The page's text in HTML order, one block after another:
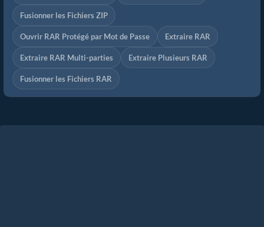
Fusionner les Fichiers ZIP
Ouvrir RAR Protégé par Mot de Passe Extraire RAR
Extraire RAR Multi-parties Extraire Plusieurs RAR
Fusionner les Fichiers RAR